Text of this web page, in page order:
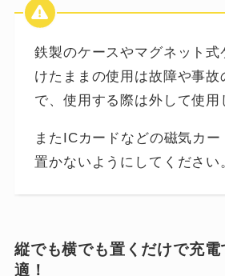
鉄製のケースやマグネット式
けたままの使用は故障や事故
で、使用する際は外して使用
またICカードなどの磁気カ
置かないようにしてください
縦でも横でも置くだけで充電
適！